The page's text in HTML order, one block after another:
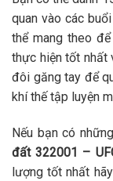
quan vào các
thể mang theo
thực hiện tốt nhất
đôi găng tay để
khí thế tập luyện
Nếu bạn có
đất 322001 –
lượng tốt nhất